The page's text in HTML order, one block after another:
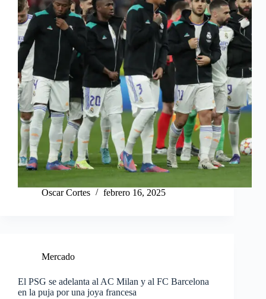
Oscar Cortes febrero 16, 2025
Mercado
El PSG se adelanta al AC Milan y al FC Barcelona
en la puja por una joya francesa